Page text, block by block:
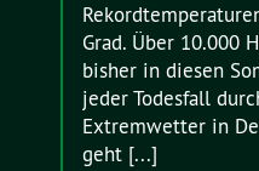
Grad. Über 10.000
bisher in diesen
jeder Todesfall
Extremwetter in
geht [...]